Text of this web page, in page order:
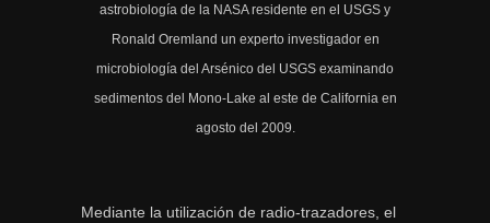
astrobiología de la NASA residente en el USGS y
Ronald Oremland un experto investigador en
microbiología del Arsénico del USGS examinando
sedimentos del Mono-Lake al este de California en
agosto del 2009.
Mediante la utilización de radio-trazadores, el